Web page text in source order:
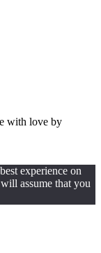
with love by
experience on
assume that you